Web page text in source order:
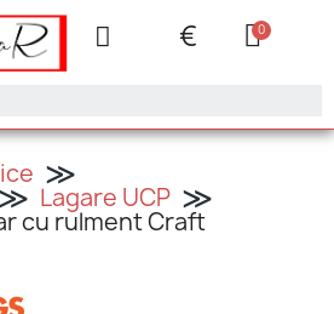
contact@tamunar.ro
€
Lagare UCP
cu rulment Craft